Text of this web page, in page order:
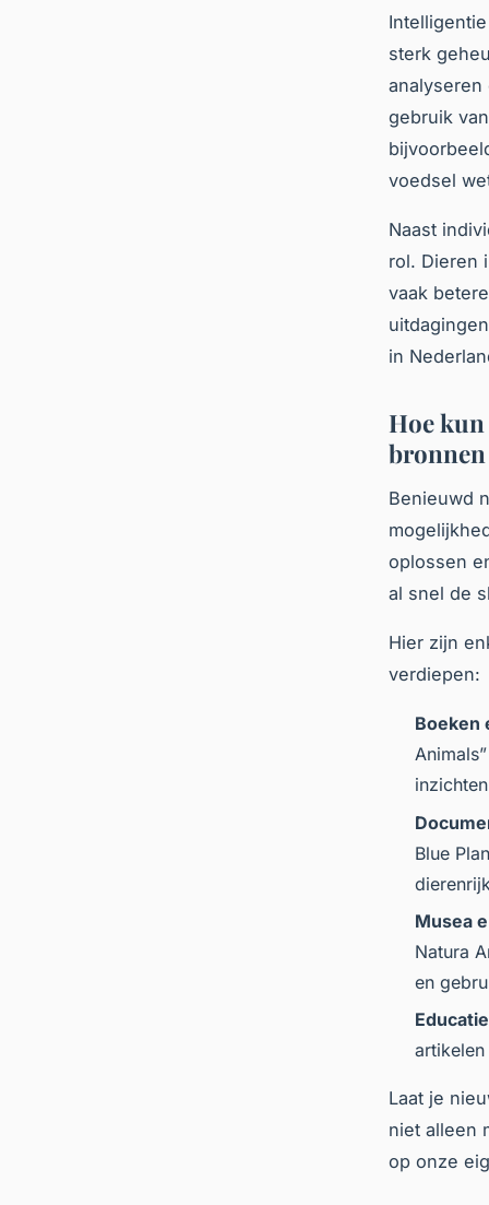
sterk
gebruik
voedsel
Naast
rol. Dieren
vaak
in
Hoe
bronnen
Benieuwd
oplossen
al snel de
Hier zijn
verdiepen:
Boeken
Blue
Musea
Natura
en
Laat je
niet alleen
op onze